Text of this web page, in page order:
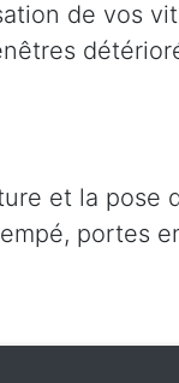
de vos
et la pose
portes